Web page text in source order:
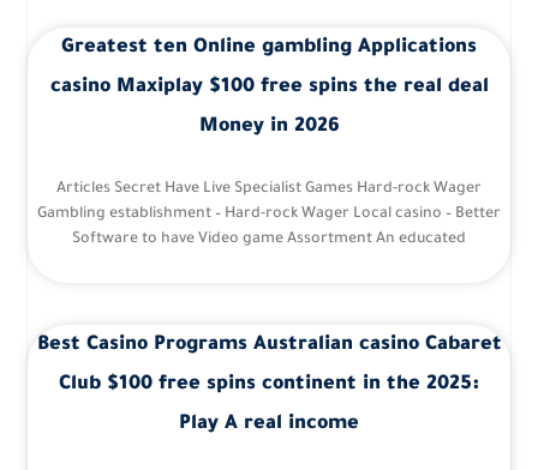
Greatest ten Online gambling Applications
casino Maxiplay $100 free spins the real deal
Money in 2026
Articles Secret Have Live Specialist Games Hard-rock Wager
Gambling establishment – Hard-rock Wager Local casino – Better
Software to have Video game Assortment An educated
Best Casino Programs Australian casino Cabaret
Club $100 free spins continent in the 2025:
Play A real income